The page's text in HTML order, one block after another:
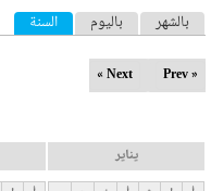
ا
ل
ب
ب
بالشهر باليوم السنة
« Prev
Next »
يناير